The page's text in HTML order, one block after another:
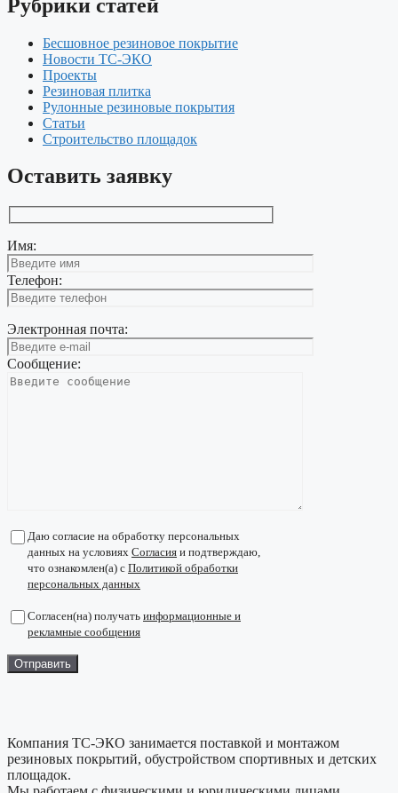
Рубрики статей
Бесшовное резиновое покрытие
Новости ТС-ЭКО
Проекты
Резиновая плитка
Рулонные резиновые покрытия
Статьи
Строительство площадок
Оставить заявку
Имя:
Телефон:
Электронная почта:
Сообщение:
Даю согласие на обработку персональных
данных на условиях Согласия и подтверждаю,
что ознакомлен(а) с Политикой обработки
персональных данных
Согласен(на) получать информационные и
рекламные сообщения
Компания ТС-ЭКО занимается поставкой и монтажом
резиновых покрытий, обустройством спортивных и детских
площадок.